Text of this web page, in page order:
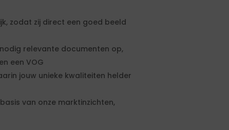
zodat zij direct een goed beeld
relevante documenten op,
een VOG
jouw unieke kwaliteiten helder
van onze marktinzichten,